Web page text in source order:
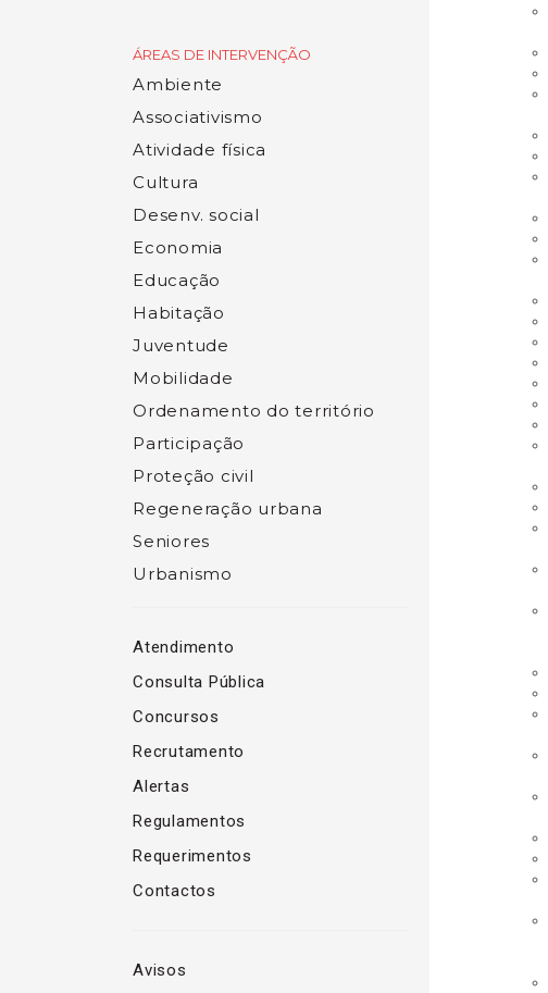
ÁREAS DE INTERVENÇÃO
Ambiente
Associativismo
Atividade física
Cultura
Desenv. social
Economia
Educação
Habitação
Juventude
Mobilidade
Ordenamento do território
Participação
Proteção civil
Regeneração urbana
Seniores
Urbanismo
Atendimento
Consulta Pública
Concursos
Recrutamento
Alertas
Regulamentos
Requerimentos
Contactos
Avisos